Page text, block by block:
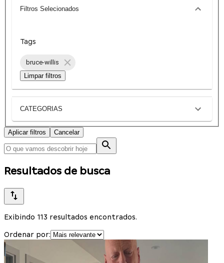
Filtros Selecionados
Tags
bruce-willis
Limpar filtros
CATEGORIAS
Aplicar filtros Cancelar
Resultados de busca
Exibindo 113 resultados encontrados.
Ordenar por: